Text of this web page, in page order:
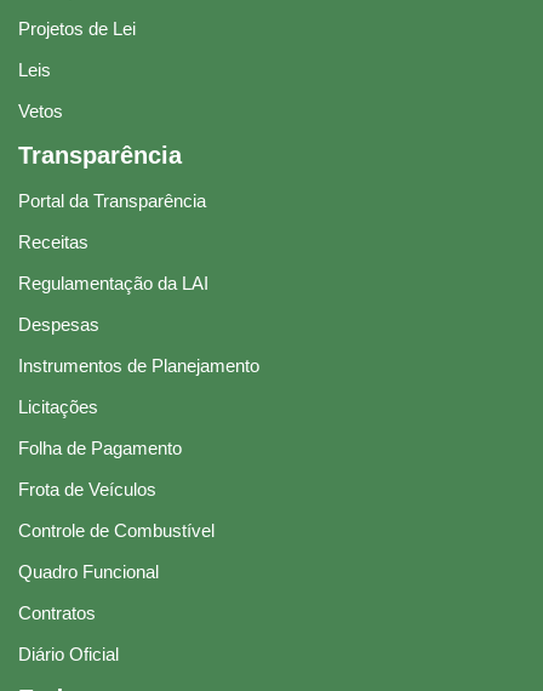
Projetos de Lei
Leis
Vetos
Transparência
Portal da Transparência
Receitas
Regulamentação da LAI
Despesas
Instrumentos de Planejamento
Licitações
Folha de Pagamento
Frota de Veículos
Controle de Combustível
Quadro Funcional
Contratos
Diário Oficial